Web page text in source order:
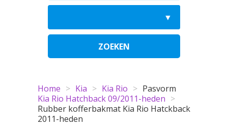
ZOEKEN
Home > Kia > Kia Rio >
Kia Rio Hatchback 09/2011-heden >
Pasvorm
Rubber kofferbakmat Kia Rio Hatckback
2011-heden